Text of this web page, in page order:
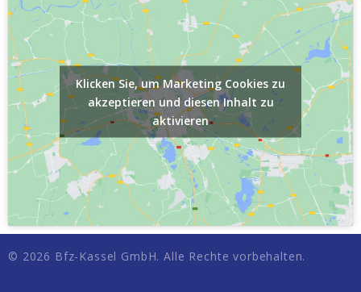
Klicken Sie, um Marketing Cookies zu
akzeptieren und diesen Inhalt zu
aktivieren
© 2026 Bfz-Kassel GmbH. Alle Rechte vorbehalten.